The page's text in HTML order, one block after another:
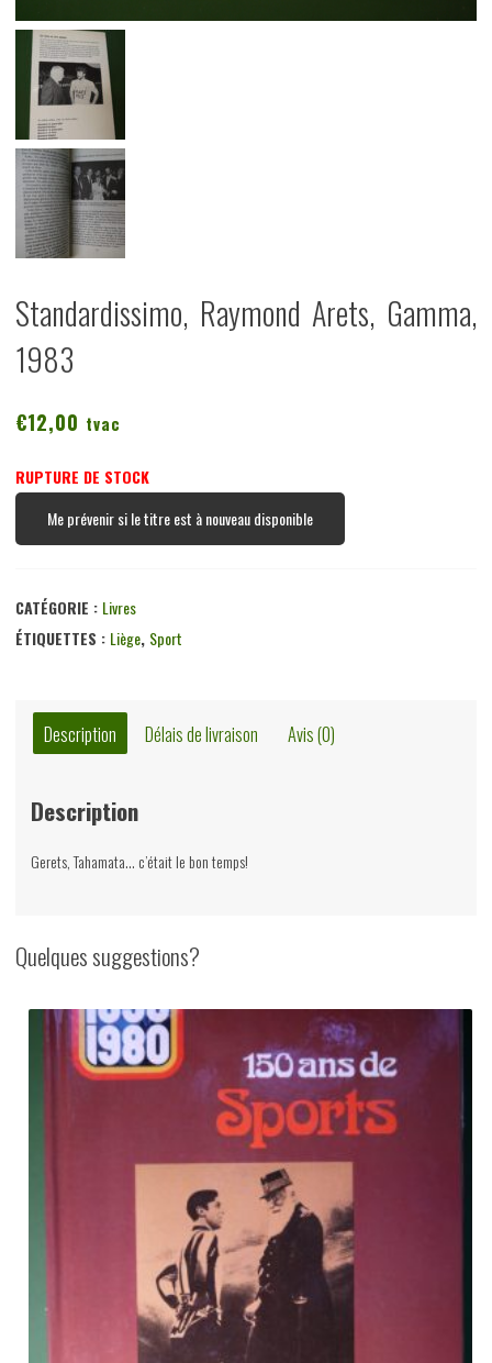
Standardissimo, Raymond Arets, Gamma,
1983
€12,00 tvac
RUPTURE DE STOCK
Me prévenir si le titre est à nouveau disponible
CATÉGORIE : Livres
ÉTIQUETTES : Liège, Sport
Description Délais de livraison Avis (0)
Description
Gerets, Tahamata… c’était le bon temps!
Quelques suggestions?